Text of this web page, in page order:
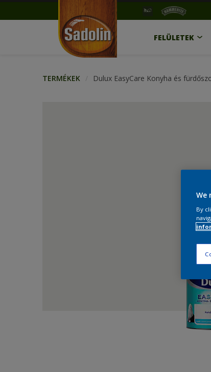
FELÜLETEK
TERMÉKEK Dulux EasyCare Konyha és
We
By